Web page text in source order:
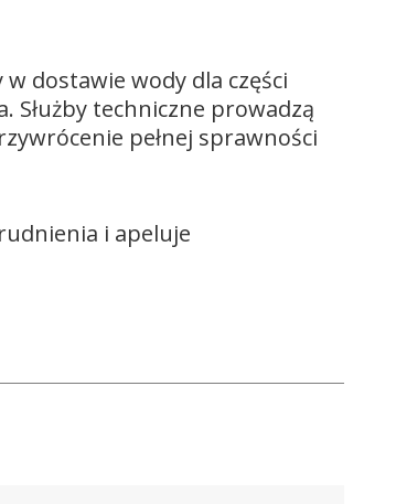
dostawie wody dla części
techniczne prowadzą
pełnej sprawności
i apeluje